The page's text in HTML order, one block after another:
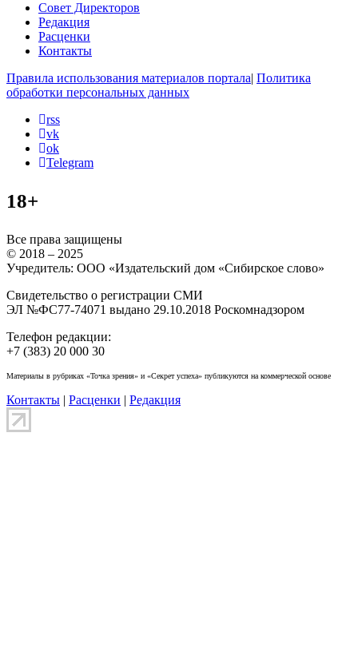
Совет Директоров
Редакция
Расценки
Контакты
Правила использования материалов портала| Политика
обработки персональных данных
rss
vk
ok
Telegram
18+
Все права защищены
© 2018 – 2025
Учредитель: ООО «Издательский дом «Сибирское слово»
Свидетельство о регистрации СМИ
ЭЛ №ФС77-74071 выдано 29.10.2018 Роскомнадзором
Телефон редакции:
+7 (383) 20 000 30
Материалы в рубриках «Точка зрения» и «Секрет успеха» публикуются на коммерческой основе
Контакты | Расценки | Редакция